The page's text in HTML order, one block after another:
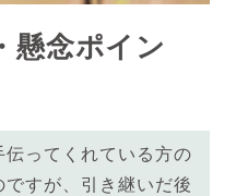
懸念ポイン
ってくれている方の
すが、引き継いだ後